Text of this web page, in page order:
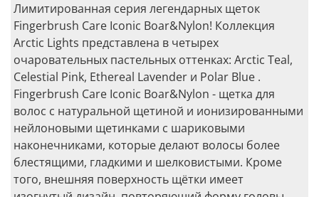
Лимитированная серия легендарных щеток
Fingerbrush Care Iconic Boar&Nylon! Коллекция
Arctic Lights представлена в четырех
очаровательных пастельных оттенках: Arctic Teal,
Celestial Pink, Ethereal Lavender и Polar Blue .
Fingerbrush Care Iconic Boar&Nylon - щетка для
волос с натуральной щетиной и ионизированными
нейлоновыми щетинками с шариковыми
наконечниками, которые делают волосы более
блестящими, гладкими и шелковистыми. Кроме
того, внешняя поверхность щётки имеет